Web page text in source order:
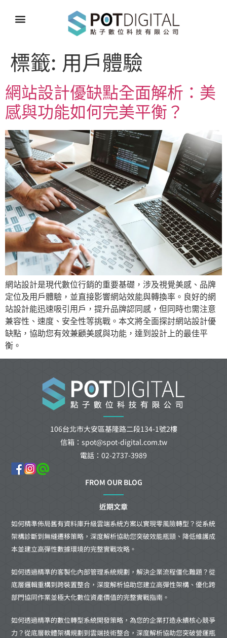
標籤: 用戶體驗
網站設計優缺點全面解析：美
感與功能如何完美平衡？
網站設計是現代數位行銷的重要基礎，涉及視覺美感、品牌
定位及用戶體驗，並直接影響網站效能與轉換率。良好的網
站設計能迅速吸引用戶，提升品牌認同感，但同時也需注意
兼容性、速度、安全性等挑戰。本文將全面探討網站設計優
缺點，協助您有效兼顧美感與功能，達到設計上的最佳平
衡。
106台北市大安區基隆路二段134-1號2樓
信箱：spot@spot-digital.com.tw
電話：02-2737-3989
FROM OUR BLOG
近期文章
如何精準佈局舊有資料庫升級雲端系統方案以實現零風險轉型？從系統
架構診斷到無縫遷移策略，深度解析協助您突破效能瓶頸、降低維護成
本並建立高彈性數據環境的完整實戰攻略。
如何透過精準的客製化內部管理系統規劃，解決企業流程僵化難題？從
底層邏輯重構到跨裝置整合，深度解析協助您建立高彈性架構、優化跨
部門協同作業並極大化數位資產價值的完整實戰指南。
如何透過精準的數位轉型系統開發策略，為您的企業打造永續核心競爭
力？從底層軟體架構規劃到雲端技術整合，深度解析協助您突破營運瓶